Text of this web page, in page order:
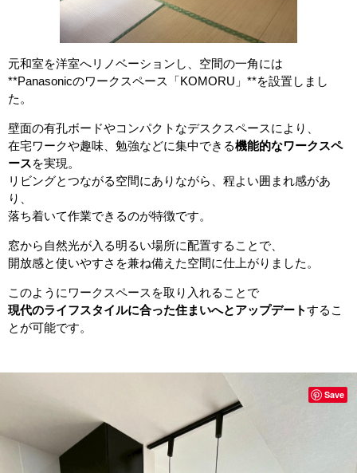
元和室を洋室へリノベーションし、空間の一角には
**Panasonicのワークスペース「KOMORU」**を設置しまし
た。
壁面の有孔ボードやコンパクトなデスクスペースにより、
在宅ワークや趣味、勉強などに集中できる機能的なワークスペ
ースを実現。
リビングとつながる空間にありながら、程よい囲まれ感があ
り、
落ち着いて作業できるのが特徴です。
窓から自然光が入る明るい場所に配置することで、
開放感と使いやすさを兼ね備えた空間に仕上がりました。
このようにワークスペースを取り入れることで
現代のライフスタイルに合った住まいへとアップデートするこ
とが可能です。
Save